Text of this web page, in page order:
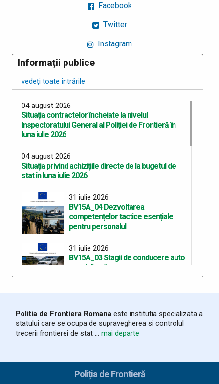
Facebook
Twitter
Instagram
Informații publice
vedeți toate intrările
04 august 2026
Situaţia contractelor încheiate la nivelul
Inspectoratului General al Poliţiei de Frontieră în
luna iulie 2026
04 august 2026
Situaţia privind achiziţiile directe de la bugetul de
stat în luna iulie 2026
31 iulie 2026
BV15A_04 Dezvoltarea
competențelor tactice esențiale
pentru personalul
31 iulie 2026
BV15A_03 Stagii de conducere auto
specializată
candidaților recrutați în vederea participării la
concursul de admitere la programul de studii
universitare de master profesional
Giurgiu cedează cu titlu gratuit bunuri materiale
Politia de Frontiera Romana este institutia specializata a
statului care se ocupa de supravegherea si controlul
trecerii frontierei de stat ... mai departe
Poliția de Frontieră